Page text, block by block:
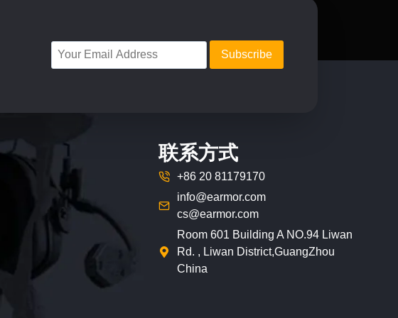
联系方式
+86 20 81179170
info@earmor.com
cs@earmor.com
Room 601 Building A NO.94 Liwan
Rd. , Liwan District,GuangZhou
China